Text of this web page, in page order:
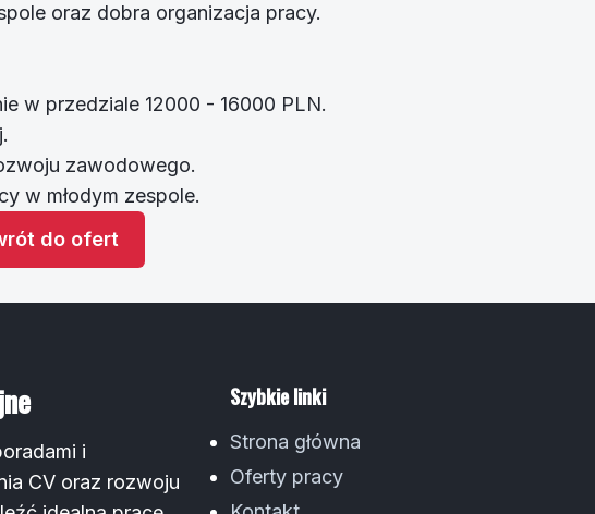
oraz dobra organizacja pracy.
w przedziale 12000 - 16000 PLN.
zawodowego.
w młodym zespole.
do ofert
i
CV oraz rozwoju
Szybkie linki
Strona główna
Oferty pracy